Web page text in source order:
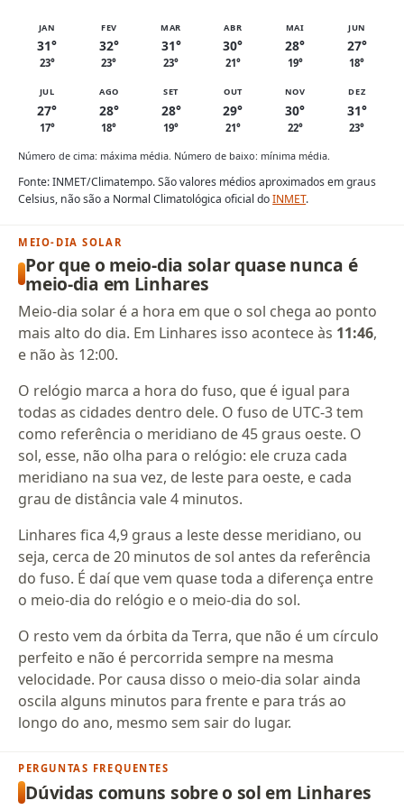
JAN
31°
23°
FEV
32°
23°
MAR
31°
23°
ABR
30°
21°
MAI
28°
19°
JUN
27°
18°
JUL
27°
17°
AGO
28°
18°
SET
28°
19°
OUT
29°
21°
NOV
30°
22°
DEZ
31°
23°
Número de cima: máxima média. Número de baixo: mínima média.
Fonte: INMET/Climatempo. São valores médios aproximados em graus
Celsius, não são a Normal Climatológica oficial doINMET.
MEIO-DIA SOLAR
Por que o meio-dia solar quase nunca é
meio-dia em Linhares
Meio-dia solar é a hora em que o sol chega ao ponto
mais alto do dia. Em Linhares isso acontece às 11:46,
e não às 12:00.
O relógio marca a hora do fuso, que é igual para
todas as cidades dentro dele. O fuso de UTC-3 tem
como referência o meridiano de 45 graus oeste. O
sol, esse, não olha para o relógio: ele cruza cada
meridiano na sua vez, de leste para oeste, e cada
grau de distância vale 4 minutos.
Linhares fica 4,9 graus a leste desse meridiano, ou
seja, cerca de 20 minutos de sol antes da referência
do fuso. É daí que vem quase toda a diferença entre
o meio-dia do relógio e o meio-dia do sol.
O resto vem da órbita da Terra, que não é um círculo
perfeito e não é percorrida sempre na mesma
velocidade. Por causa disso o meio-dia solar ainda
oscila alguns minutos para frente e para trás ao
longo do ano, mesmo sem sair do lugar.
PERGUNTAS FREQUENTES
Dúvidas comuns sobre o sol em Linhares